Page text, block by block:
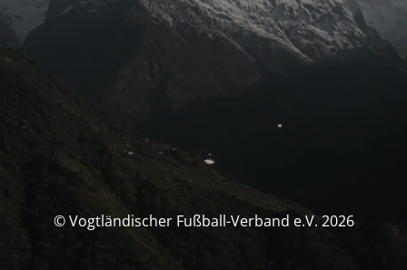
© Vogtländischer Fußball-Verband e.V. 2026